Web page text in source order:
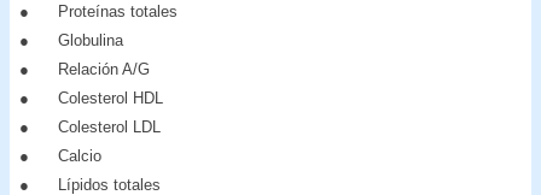
● Proteínas totales
● Globulina
● Relación A/G
● Colesterol HDL
● Colesterol LDL
● Calcio
● Lípidos totales